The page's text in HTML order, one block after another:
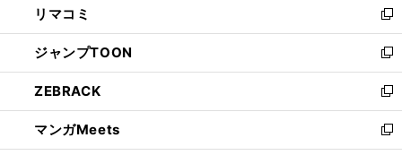
で
開
く
ド
ウ
で
開
く
ィ
ン
ド
ウ
で
開
く
い
ウ
ィ
ン
ド
ウ
で
開
リマコミ
新
し
い
ウ
ィ
ン
ド
ウ
ジャンプTOON
新
し
い
ウ
ィ
ン
ZEBRACK
新
し
い
ウ
マンガMeets
新